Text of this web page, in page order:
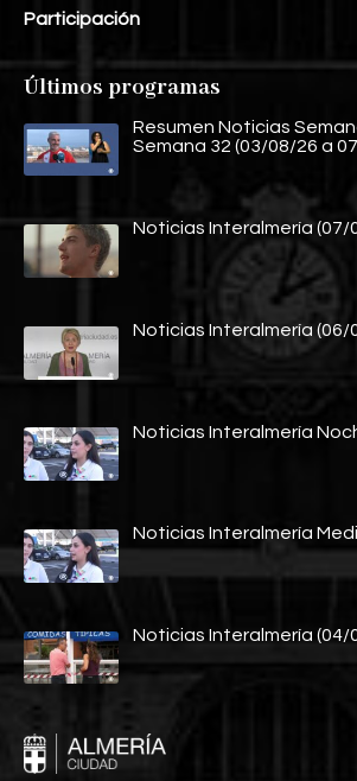
Participación
Últimos programas
Resumen Noticias
Semana 32 (03/08/26 a
Noticias Interalmería (07/
Noticias Interalmería (06/
Noticias Interalmería
Noticias Interalmería
Noticias Interalmería (04/